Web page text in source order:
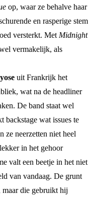
op, waar ze behalve haar
en rasperige stem
versterkt. Met Midnight
vermakelijk, als
uit Frankrijk het
wat na de headliner
De band staat wel
backstage wat issues te
ze neerzetten niet heel
in het gehoor
valt een beetje in het niet
van vandaag. De grunt
maar die gebruikt hij